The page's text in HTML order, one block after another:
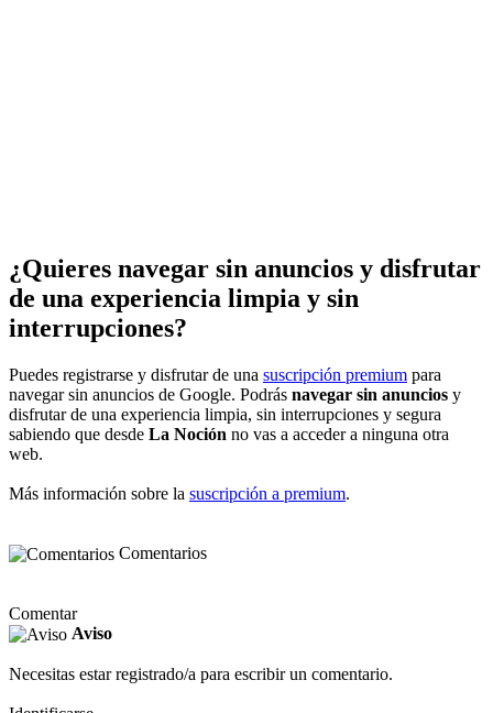
¿Quieres navegar sin anuncios y disfrutar
de una experiencia limpia y sin
interrupciones?
Puedes registrarse y disfrutar de una suscripción premium para
navegar sin anuncios de Google. Podrás navegar sin anuncios y
disfrutar de una experiencia limpia, sin interrupciones y segura
sabiendo que desde La Noción no vas a acceder a ninguna otra
web.
Más información sobre la suscripción a premium.
Comentarios
Comentar
Aviso
Necesitas estar registrado/a para escribir un comentario.